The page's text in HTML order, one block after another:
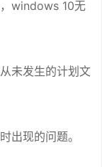
windows 10无
未发生的计划文
出现的问题。